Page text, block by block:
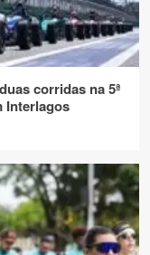
corridas na 5ª
Interlagos